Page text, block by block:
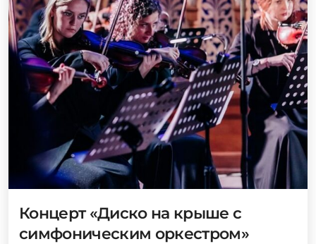
Концерт «Диско на крыше с
симфоническим оркестром»